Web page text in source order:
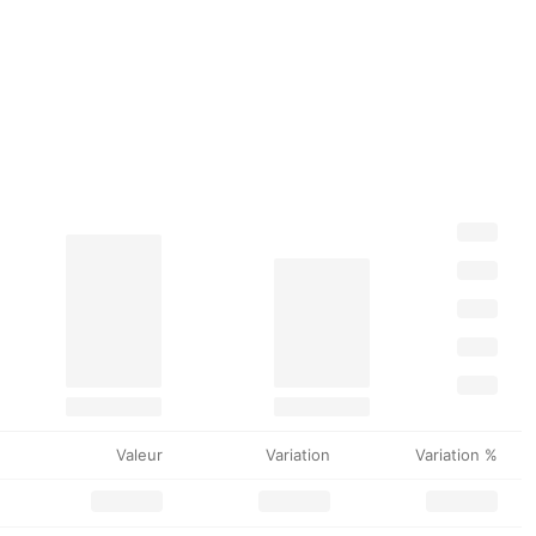
Valeur Variation Variation %